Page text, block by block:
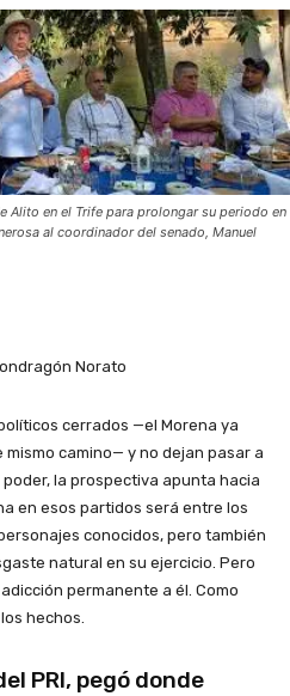
Alito en el Trife para prolongar su periodo en
al coordinador del senado, Manuel
Norato
cerrados —el Morena ya
camino— y no dejan pasar a
la prospectiva apunta hacia
en esos partidos será entre los
conocidos, pero también
natural en su ejercicio. Pero
permanente a él. Como
hechos.
PRI, pegó donde